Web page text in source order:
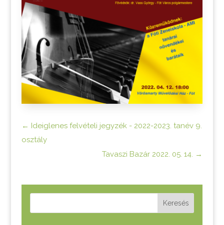
← Ideiglenes felvételi jegyzék - 2022-2023. tanév 9.
osztály
Tavaszi Bazár 2022. 05. 14. →
Keresés